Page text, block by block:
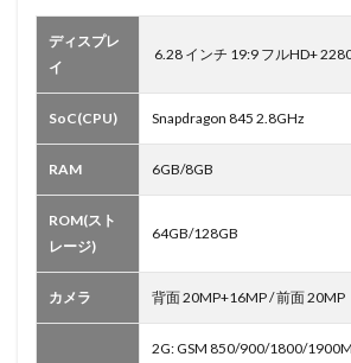
ディスプレ
イ
6.28 インチ 19:9 フルHD+
SoC(CPU) Snapdragon 845 2.8GHz
RAM 6GB/8GB
ROM(スト
レージ)
64GB/128GB
カメラ 背面 20MP+16MP / 前面 20MP
2G: GSM 850/900/1800/